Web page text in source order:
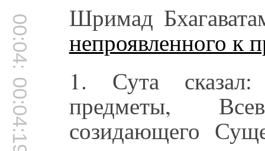
00:04:12 Шримад
непроявленного к
00:04:19 1. Сута
предметы,
созидающего